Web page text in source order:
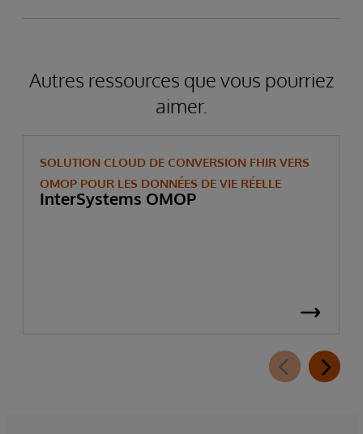
Autres ressources que vous pourriez
aimer.
SOLUTION CLOUD DE CONVERSION FHIR VERS
OMOP POUR LES DONNÉES DE VIE RÉELLE
InterSystems OMOP